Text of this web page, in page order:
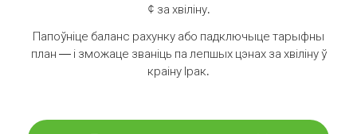
¢ за хвіліну.
Папоўніце баланс рахунку або падключыце тарыфны
план — і зможаце званіць па лепшых цэнах за хвіліну ў
краіну Ірак.